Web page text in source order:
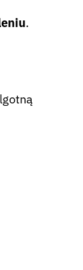
.